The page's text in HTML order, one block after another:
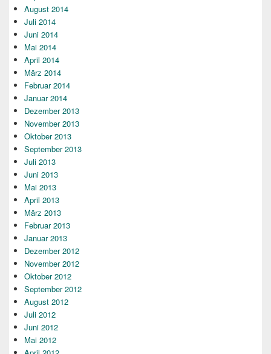
August 2014
Juli 2014
Juni 2014
Mai 2014
April 2014
März 2014
Februar 2014
Januar 2014
Dezember 2013
November 2013
Oktober 2013
September 2013
Juli 2013
Juni 2013
Mai 2013
April 2013
März 2013
Februar 2013
Januar 2013
Dezember 2012
November 2012
Oktober 2012
September 2012
August 2012
Juli 2012
Juni 2012
Mai 2012